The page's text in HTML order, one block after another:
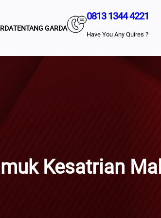
TENTANG GARDA
0813 1344 4221
Have You Any Quires ?
Kesatrian